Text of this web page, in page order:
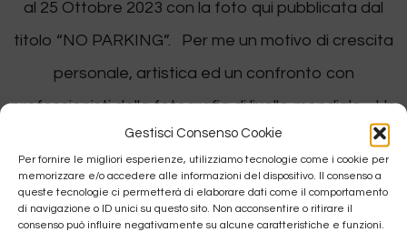
Gestisci Consenso Cookie
Per fornire le migliori esperienze, utilizziamo tecnologie come i cookie per
memorizzare e/o accedere alle informazioni del dispositivo. Il consenso a
queste tecnologie ci permetterà di elaborare dati come il comportamento
di navigazione o ID unici su questo sito. Non acconsentire o ritirare il
consenso può influire negativamente su alcune caratteristiche e funzioni.
al 25 Ottobre 2023 con la foto qui pubblicata dal
titolo “NO PARKING”. Per me un motivo di crescita
personale, artistica ed un confronto con
professionisti della fotografia di livello mondiale. Un
[…]
VENICE PHOTO LAB 2023